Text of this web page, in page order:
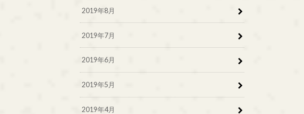
2019年8月
2019年7月
2019年6月
2019年5月
2019年4月